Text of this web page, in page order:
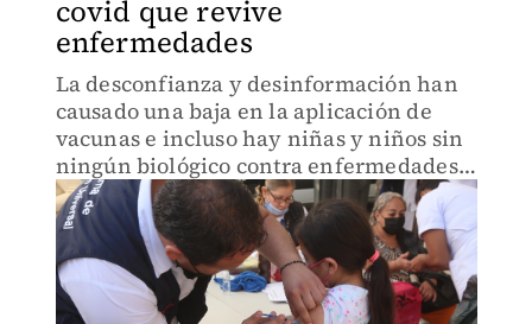
covid que revive
enfermedades
La desconfianza y desinformación han
causado una baja en la aplicación de
vacunas e incluso hay niñas y niños sin
ningún biológico contra enfermedades
como el sarampión, que resurge a más
de 30 años de su erradicación